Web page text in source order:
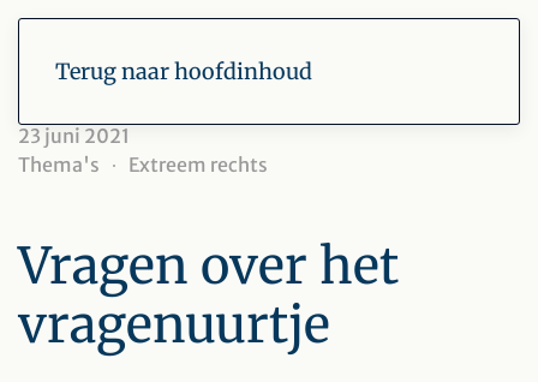
Terug naar hoofdinhoud
23 juni 2021
Thema's
Extreem rechts
Vragen over het
vragenuurtje